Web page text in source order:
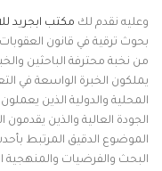
وعليه نقدم لك مكتب ابجريد
بحوث ترقية في قانون
من نخبة محترفة الباحثين
يملكون الخبرة الواسعة في
المحلية والدولية الذين
الجودة العالية والذين يقدمون
الموضوع الدقيق المرتبط
البحث والفرضيات والمنهجية